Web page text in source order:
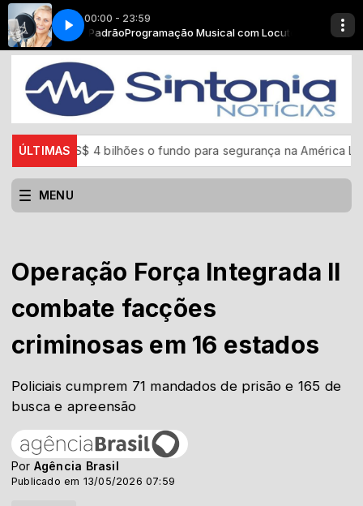
00:00 - 23:59
Locutor PadrãoProgramação Musical com Locutor Padrão
(Ao Vivo Em Brasília)Henrique & Juliano - Traumatizei (Ao Vivo Em
ÚLTIMAS
US$ 4 bilhões o fundo para segurança na América Latina
MENU
Operação Força Integrada II
combate facções
criminosas em 16 estados
Policiais cumprem 71 mandados de prisão e 165 de
busca e apreensão
Por Agência Brasil
Publicado em 13/05/2026 07:59